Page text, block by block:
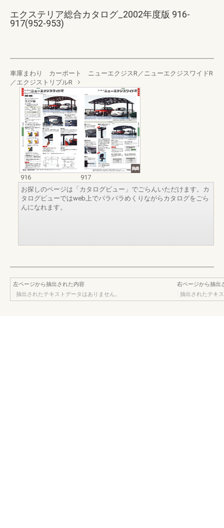
エクステリア総合カタログ_2002年度版 916-
917(952-953)
車庫まわり カーポート ニューエクジスR／ニューエクジスワイドR
／エクジストリプルR
916
917
お探しのページは「カタログビュー」でごらんいただけます。カ
タログビューではweb上でパラパラめくりながらカタログをごら
んになれます。
左ページから抽出された内容
抽出されたテキストデータはありません。
右ページから抽出
抽出されたテキ